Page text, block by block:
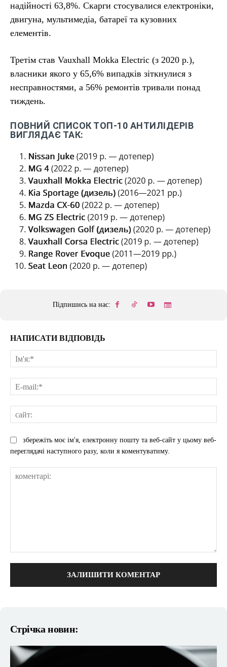
надійності 63,8%. Скарги стосувалися електроніки,
двигуна, мультимедіа, батареї та кузовних
елементів.
Третім став Vauxhall Mokka Electric (з 2020 р.),
власники якого у 65,6% випадків зіткнулися з
несправностями, а 56% ремонтів тривали понад
тиждень.
ПОВНИЙ СПИСОК ТОП-10 АНТИЛІДЕРІВ
ВИГЛЯДАЄ ТАК:
Підпишись на нас:
НАПИСАТИ ВІДПОВІДЬ
збережіть моє ім'я, електронну пошту та веб-сайт у цьому веб-
переглядачі наступного разу, коли я коментуватиму.
Стрічка новин: